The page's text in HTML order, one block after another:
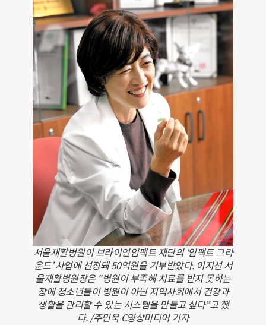
서울재활병원이 브라이언임팩트 재단의 ‘임팩트 그라
운드’ 사업에 선정돼 50억원을 기부받았다. 이지선 서
울재활병원장은 “병원이 부족해 치료를 받지 못하는
장애 청소년들이 병원이 아닌 지역사회에서 건강과
생활을 관리할 수 있는 시스템을 만들고 싶다”고 했
다. /주민욱 C영상미디어 기자